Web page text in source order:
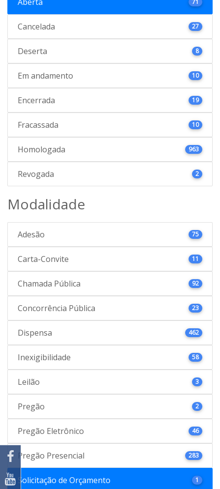
Cancelada 27
Deserta 8
Em andamento 10
Encerrada 19
Fracassada 10
Homologada 963
Revogada 2
Modalidade
Adesão 75
Carta-Convite 11
Chamada Pública 92
Concorrência Pública 23
Dispensa 462
Inexigibilidade 58
Leilão 3
Pregão 2
Pregão Eletrônico 46
Pregão Presencial 283
Solicitação de Orçamento 1